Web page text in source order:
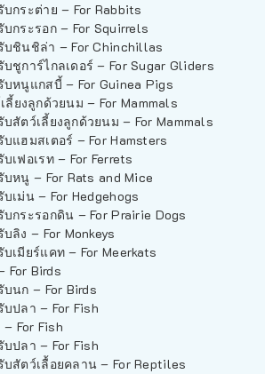
บกระต่าย – For Rabbits
บกระรอก – For Squirrels
บชินชิล่า – For Chinchillas
บชูการ์ไกลเดอร์ – For Sugar Gliders
บหนูแกสบี้ – For Guinea Pigs
ลี้ยงลูกด้วยนม – For Mammals
บสัตว์เลี้ยงลูกด้วยนม – For Mammals
บแฮมสเตอร์ – For Hamsters
เฟอเรท – For Ferrets
บหนู – For Rats and Mice
บเม่น – For Hedgehogs
บกระรอกดิน – For Prairie Dogs
ลิง – For Monkeys
บเมียร์แคท – For Meerkats
For Birds
บนก – For Birds
บปลา – For Fish
For Fish
บปลา – For Fish
บสัตว์เลื้อยคลาน – For Reptiles